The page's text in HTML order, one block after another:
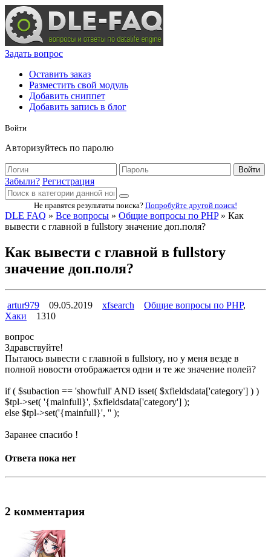
Задать вопрос
Оставить заказ
Разместить свой модуль
Добавить сниппет
Добавить запись в блог
Войти
Авторизуйтесь по паролю
Войти
Забыли? Регистрация
Не нравятся результаты поиска? Попробуйте другой поиск!
DLE FAQ » Все вопросы » Общие вопросы по PHP» Как
вывести с главной в fullstory значение доп.поля?
Как вывести с главной в fullstory
значение доп.поля?
artur979 09.05.2019 xfsearch Общие вопросы по PHP,
Хаки
1310
вопрос
Здравствуйте!
Пытаюсь вывести с главной в fullstory, но у меня везде в
полной новости отображается одни и те же значение полей?
if ( $subaction == 'showfull' AND isset( $xfieldsdata['category'] ) )
$tpl->set( '{mainfull}', $xfieldsdata['category'] );
else $tpl->set('{mainfull}', '' );
Заранее спасибо !
Ответа пока нет
2 комментария